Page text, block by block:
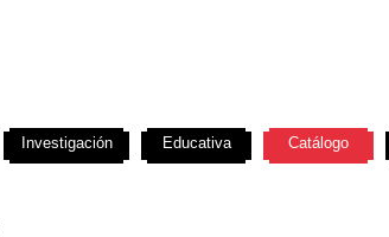
Investigación Educativa Catálogo